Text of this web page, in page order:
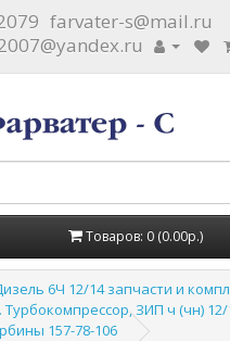
farvater-s@mail.ru
Товаров: 0 (0.00р.)
6Ч 12/14 запчасти и
Турбокомпрессор, ЗИП ч (чн)
157-78-106